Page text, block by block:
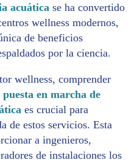
acuática se ha convertido
wellness modernos,
de beneficios
por la ciencia.
wellness, comprender
en marcha de
es crucial para
de estos servicios. Esta
a ingenieros,
de instalaciones los